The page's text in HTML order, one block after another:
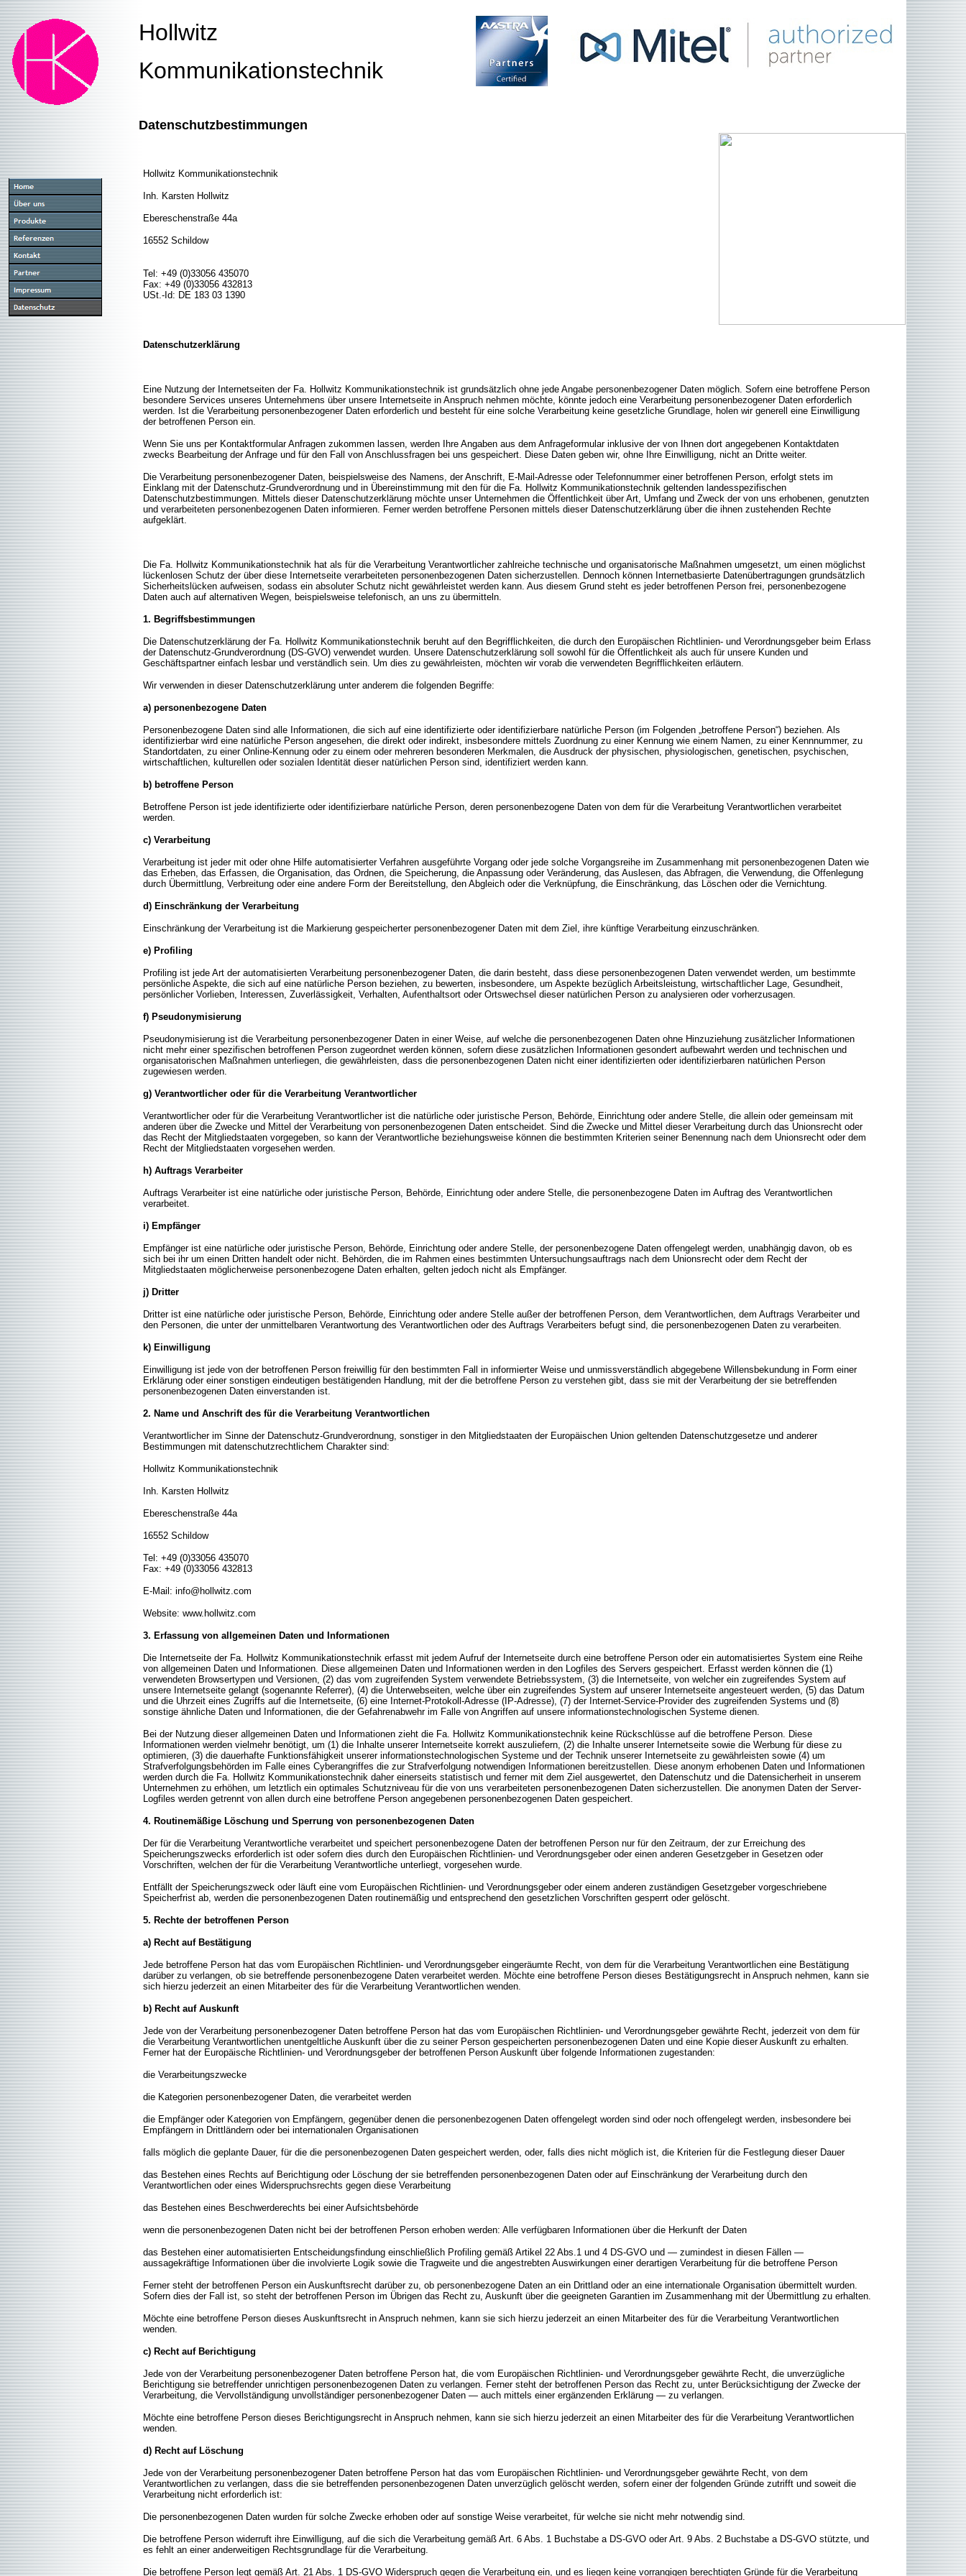
Hollwitz
Kommunikationstechnik
Datenschutzbestimmungen
Hollwitz Kommunikationstechnik
Inh. Karsten Hollwitz
Ebereschenstraße 44a
16552 Schildow
Tel: +49 (0)33056 435070
Fax: +49 (0)33056 432813
USt.-Id: DE 183 03 1390
Datenschutzerklärung
Eine Nutzung der Internetseiten der Fa. Hollwitz Kommunikationstechnik ist grundsätzlich ohne jede Angabe personenbezogener Daten möglich. Sofern eine betroffene Person
besondere Services unseres Unternehmens über unsere Internetseite in Anspruch nehmen möchte, könnte jedoch eine Verarbeitung personenbezogener Daten erforderlich
werden. Ist die Verarbeitung personenbezogener Daten erforderlich und besteht für eine solche Verarbeitung keine gesetzliche Grundlage, holen wir generell eine Einwilligung
der betroffenen Person ein.
Wenn Sie uns per Kontaktformular Anfragen zukommen lassen, werden Ihre Angaben aus dem Anfrageformular inklusive der von Ihnen dort angegebenen Kontaktdaten
zwecks Bearbeitung der Anfrage und für den Fall von Anschlussfragen bei uns gespeichert. Diese Daten geben wir, ohne Ihre Einwilligung, nicht an Dritte weiter.
Die Verarbeitung personenbezogener Daten, beispielsweise des Namens, der Anschrift, E-Mail-Adresse oder Telefonnummer einer betroffenen Person, erfolgt stets im
Einklang mit der Datenschutz-Grundverordnung und in Übereinstimmung mit den für die Fa. Hollwitz Kommunikationstechnik geltenden landesspezifischen
Datenschutzbestimmungen. Mittels dieser Datenschutzerklärung möchte unser Unternehmen die Öffentlichkeit über Art, Umfang und Zweck der von uns erhobenen, genutzten
und verarbeiteten personenbezogenen Daten informieren. Ferner werden betroffene Personen mittels dieser Datenschutzerklärung über die ihnen zustehenden Rechte
aufgeklärt.
Die Fa. Hollwitz Kommunikationstechnik hat als für die Verarbeitung Verantwortlicher zahlreiche technische und organisatorische Maßnahmen umgesetzt, um einen möglichst
lückenlosen Schutz der über diese Internetseite verarbeiteten personenbezogenen Daten sicherzustellen. Dennoch können Internetbasierte Datenübertragungen grundsätzlich
Sicherheitslücken aufweisen, sodass ein absoluter Schutz nicht gewährleistet werden kann. Aus diesem Grund steht es jeder betroffenen Person frei, personenbezogene
Daten auch auf alternativen Wegen, beispielsweise telefonisch, an uns zu übermitteln.
1. Begriffsbestimmungen
Die Datenschutzerklärung der Fa. Hollwitz Kommunikationstechnik beruht auf den Begrifflichkeiten, die durch den Europäischen Richtlinien- und Verordnungsgeber beim Erlass
der Datenschutz-Grundverordnung (DS-GVO) verwendet wurden. Unsere Datenschutzerklärung soll sowohl für die Öffentlichkeit als auch für unsere Kunden und
Geschäftspartner einfach lesbar und verständlich sein. Um dies zu gewährleisten, möchten wir vorab die verwendeten Begrifflichkeiten erläutern.
Wir verwenden in dieser Datenschutzerklärung unter anderem die folgenden Begriffe:
a) personenbezogene Daten
Personenbezogene Daten sind alle Informationen, die sich auf eine identifizierte oder identifizierbare natürliche Person (im Folgenden „betroffene Person“) beziehen. Als
identifizierbar wird eine natürliche Person angesehen, die direkt oder indirekt, insbesondere mittels Zuordnung zu einer Kennung wie einem Namen, zu einer Kennnummer, zu
Standortdaten, zu einer Online-Kennung oder zu einem oder mehreren besonderen Merkmalen, die Ausdruck der physischen, physiologischen, genetischen, psychischen,
wirtschaftlichen, kulturellen oder sozialen Identität dieser natürlichen Person sind, identifiziert werden kann.
b) betroffene Person
Betroffene Person ist jede identifizierte oder identifizierbare natürliche Person, deren personenbezogene Daten von dem für die Verarbeitung Verantwortlichen verarbeitet
werden.
c) Verarbeitung
Verarbeitung ist jeder mit oder ohne Hilfe automatisierter Verfahren ausgeführte Vorgang oder jede solche Vorgangsreihe im Zusammenhang mit personenbezogenen Daten wie
das Erheben, das Erfassen, die Organisation, das Ordnen, die Speicherung, die Anpassung oder Veränderung, das Auslesen, das Abfragen, die Verwendung, die Offenlegung
durch Übermittlung, Verbreitung oder eine andere Form der Bereitstellung, den Abgleich oder die Verknüpfung, die Einschränkung, das Löschen oder die Vernichtung.
d) Einschränkung der Verarbeitung
Einschränkung der Verarbeitung ist die Markierung gespeicherter personenbezogener Daten mit dem Ziel, ihre künftige Verarbeitung einzuschränken.
e) Profiling
Profiling ist jede Art der automatisierten Verarbeitung personenbezogener Daten, die darin besteht, dass diese personenbezogenen Daten verwendet werden, um bestimmte
persönliche Aspekte, die sich auf eine natürliche Person beziehen, zu bewerten, insbesondere, um Aspekte bezüglich Arbeitsleistung, wirtschaftlicher Lage, Gesundheit,
persönlicher Vorlieben, Interessen, Zuverlässigkeit, Verhalten, Aufenthaltsort oder Ortswechsel dieser natürlichen Person zu analysieren oder vorherzusagen.
f) Pseudonymisierung
Pseudonymisierung ist die Verarbeitung personenbezogener Daten in einer Weise, auf welche die personenbezogenen Daten ohne Hinzuziehung zusätzlicher Informationen
nicht mehr einer spezifischen betroffenen Person zugeordnet werden können, sofern diese zusätzlichen Informationen gesondert aufbewahrt werden und technischen und
organisatorischen Maßnahmen unterliegen, die gewährleisten, dass die personenbezogenen Daten nicht einer identifizierten oder identifizierbaren natürlichen Person
zugewiesen werden.
g) Verantwortlicher oder für die Verarbeitung Verantwortlicher
Verantwortlicher oder für die Verarbeitung Verantwortlicher ist die natürliche oder juristische Person, Behörde, Einrichtung oder andere Stelle, die allein oder gemeinsam mit
anderen über die Zwecke und Mittel der Verarbeitung von personenbezogenen Daten entscheidet. Sind die Zwecke und Mittel dieser Verarbeitung durch das Unionsrecht oder
das Recht der Mitgliedstaaten vorgegeben, so kann der Verantwortliche beziehungsweise können die bestimmten Kriterien seiner Benennung nach dem Unionsrecht oder dem
Recht der Mitgliedstaaten vorgesehen werden.
h) Auftrags Verarbeiter
Auftrags Verarbeiter ist eine natürliche oder juristische Person, Behörde, Einrichtung oder andere Stelle, die personenbezogene Daten im Auftrag des Verantwortlichen
verarbeitet.
i) Empfänger
Empfänger ist eine natürliche oder juristische Person, Behörde, Einrichtung oder andere Stelle, der personenbezogene Daten offengelegt werden, unabhängig davon, ob es
sich bei ihr um einen Dritten handelt oder nicht. Behörden, die im Rahmen eines bestimmten Untersuchungsauftrags nach dem Unionsrecht oder dem Recht der
Mitgliedstaaten möglicherweise personenbezogene Daten erhalten, gelten jedoch nicht als Empfänger.
j) Dritter
Dritter ist eine natürliche oder juristische Person, Behörde, Einrichtung oder andere Stelle außer der betroffenen Person, dem Verantwortlichen, dem Auftrags Verarbeiter und
den Personen, die unter der unmittelbaren Verantwortung des Verantwortlichen oder des Auftrags Verarbeiters befugt sind, die personenbezogenen Daten zu verarbeiten.
k) Einwilligung
Einwilligung ist jede von der betroffenen Person freiwillig für den bestimmten Fall in informierter Weise und unmissverständlich abgegebene Willensbekundung in Form einer
Erklärung oder einer sonstigen eindeutigen bestätigenden Handlung, mit der die betroffene Person zu verstehen gibt, dass sie mit der Verarbeitung der sie betreffenden
personenbezogenen Daten einverstanden ist.
2. Name und Anschrift des für die Verarbeitung Verantwortlichen
Verantwortlicher im Sinne der Datenschutz-Grundverordnung, sonstiger in den Mitgliedstaaten der Europäischen Union geltenden Datenschutzgesetze und anderer
Bestimmungen mit datenschutzrechtlichem Charakter sind:
Hollwitz Kommunikationstechnik
Inh. Karsten Hollwitz
Ebereschenstraße 44a
16552 Schildow
Tel: +49 (0)33056 435070
Fax: +49 (0)33056 432813
E-Mail: info@hollwitz.com
Website: www.hollwitz.com
3. Erfassung von allgemeinen Daten und Informationen
Die Internetseite der Fa. Hollwitz Kommunikationstechnik erfasst mit jedem Aufruf der Internetseite durch eine betroffene Person oder ein automatisiertes System eine Reihe
von allgemeinen Daten und Informationen. Diese allgemeinen Daten und Informationen werden in den Logfiles des Servers gespeichert. Erfasst werden können die (1)
verwendeten Browsertypen und Versionen, (2) das vom zugreifenden System verwendete Betriebssystem, (3) die Internetseite, von welcher ein zugreifendes System auf
unsere Internetseite gelangt (sogenannte Referrer), (4) die Unterwebseiten, welche über ein zugreifendes System auf unserer Internetseite angesteuert werden, (5) das Datum
und die Uhrzeit eines Zugriffs auf die Internetseite, (6) eine Internet-Protokoll-Adresse (IP-Adresse), (7) der Internet-Service-Provider des zugreifenden Systems und (8)
sonstige ähnliche Daten und Informationen, die der Gefahrenabwehr im Falle von Angriffen auf unsere informationstechnologischen Systeme dienen.
Bei der Nutzung dieser allgemeinen Daten und Informationen zieht die Fa. Hollwitz Kommunikationstechnik keine Rückschlüsse auf die betroffene Person. Diese
Informationen werden vielmehr benötigt, um (1) die Inhalte unserer Internetseite korrekt auszuliefern, (2) die Inhalte unserer Internetseite sowie die Werbung für diese zu
optimieren, (3) die dauerhafte Funktionsfähigkeit unserer informationstechnologischen Systeme und der Technik unserer Internetseite zu gewährleisten sowie (4) um
Strafverfolgungsbehörden im Falle eines Cyberangriffes die zur Strafverfolgung notwendigen Informationen bereitzustellen. Diese anonym erhobenen Daten und Informationen
werden durch die Fa. Hollwitz Kommunikationstechnik daher einerseits statistisch und ferner mit dem Ziel ausgewertet, den Datenschutz und die Datensicherheit in unserem
Unternehmen zu erhöhen, um letztlich ein optimales Schutzniveau für die von uns verarbeiteten personenbezogenen Daten sicherzustellen. Die anonymen Daten der Server-
Logfiles werden getrennt von allen durch eine betroffene Person angegebenen personenbezogenen Daten gespeichert.
4. Routinemäßige Löschung und Sperrung von personenbezogenen Daten
Der für die Verarbeitung Verantwortliche verarbeitet und speichert personenbezogene Daten der betroffenen Person nur für den Zeitraum, der zur Erreichung des
Speicherungszwecks erforderlich ist oder sofern dies durch den Europäischen Richtlinien- und Verordnungsgeber oder einen anderen Gesetzgeber in Gesetzen oder
Vorschriften, welchen der für die Verarbeitung Verantwortliche unterliegt, vorgesehen wurde.
Entfällt der Speicherungszweck oder läuft eine vom Europäischen Richtlinien- und Verordnungsgeber oder einem anderen zuständigen Gesetzgeber vorgeschriebene
Speicherfrist ab, werden die personenbezogenen Daten routinemäßig und entsprechend den gesetzlichen Vorschriften gesperrt oder gelöscht.
5. Rechte der betroffenen Person
a) Recht auf Bestätigung
Jede betroffene Person hat das vom Europäischen Richtlinien- und Verordnungsgeber eingeräumte Recht, von dem für die Verarbeitung Verantwortlichen eine Bestätigung
darüber zu verlangen, ob sie betreffende personenbezogene Daten verarbeitet werden. Möchte eine betroffene Person dieses Bestätigungsrecht in Anspruch nehmen, kann sie
sich hierzu jederzeit an einen Mitarbeiter des für die Verarbeitung Verantwortlichen wenden.
b) Recht auf Auskunft
Jede von der Verarbeitung personenbezogener Daten betroffene Person hat das vom Europäischen Richtlinien- und Verordnungsgeber gewährte Recht, jederzeit von dem für
die Verarbeitung Verantwortlichen unentgeltliche Auskunft über die zu seiner Person gespeicherten personenbezogenen Daten und eine Kopie dieser Auskunft zu erhalten.
Ferner hat der Europäische Richtlinien- und Verordnungsgeber der betroffenen Person Auskunft über folgende Informationen zugestanden:
die Verarbeitungszwecke
die Kategorien personenbezogener Daten, die verarbeitet werden
die Empfänger oder Kategorien von Empfängern, gegenüber denen die personenbezogenen Daten offengelegt worden sind oder noch offengelegt werden, insbesondere bei
Empfängern in Drittländern oder bei internationalen Organisationen
falls möglich die geplante Dauer, für die die personenbezogenen Daten gespeichert werden, oder, falls dies nicht möglich ist, die Kriterien für die Festlegung dieser Dauer
das Bestehen eines Rechts auf Berichtigung oder Löschung der sie betreffenden personenbezogenen Daten oder auf Einschränkung der Verarbeitung durch den
Verantwortlichen oder eines Widerspruchsrechts gegen diese Verarbeitung
das Bestehen eines Beschwerderechts bei einer Aufsichtsbehörde
wenn die personenbezogenen Daten nicht bei der betroffenen Person erhoben werden: Alle verfügbaren Informationen über die Herkunft der Daten
das Bestehen einer automatisierten Entscheidungsfindung einschließlich Profiling gemäß Artikel 22 Abs.1 und 4 DS-GVO und — zumindest in diesen Fällen —
aussagekräftige Informationen über die involvierte Logik sowie die Tragweite und die angestrebten Auswirkungen einer derartigen Verarbeitung für die betroffene Person
Ferner steht der betroffenen Person ein Auskunftsrecht darüber zu, ob personenbezogene Daten an ein Drittland oder an eine internationale Organisation übermittelt wurden.
Sofern dies der Fall ist, so steht der betroffenen Person im Übrigen das Recht zu, Auskunft über die geeigneten Garantien im Zusammenhang mit der Übermittlung zu erhalten.
Möchte eine betroffene Person dieses Auskunftsrecht in Anspruch nehmen, kann sie sich hierzu jederzeit an einen Mitarbeiter des für die Verarbeitung Verantwortlichen
wenden.
c) Recht auf Berichtigung
Jede von der Verarbeitung personenbezogener Daten betroffene Person hat, die vom Europäischen Richtlinien- und Verordnungsgeber gewährte Recht, die unverzügliche
Berichtigung sie betreffender unrichtigen personenbezogenen Daten zu verlangen. Ferner steht der betroffenen Person das Recht zu, unter Berücksichtigung der Zwecke der
Verarbeitung, die Vervollständigung unvollständiger personenbezogener Daten — auch mittels einer ergänzenden Erklärung — zu verlangen.
Möchte eine betroffene Person dieses Berichtigungsrecht in Anspruch nehmen, kann sie sich hierzu jederzeit an einen Mitarbeiter des für die Verarbeitung Verantwortlichen
wenden.
d) Recht auf Löschung
Jede von der Verarbeitung personenbezogener Daten betroffene Person hat das vom Europäischen Richtlinien- und Verordnungsgeber gewährte Recht, von dem
Verantwortlichen zu verlangen, dass die sie betreffenden personenbezogenen Daten unverzüglich gelöscht werden, sofern einer der folgenden Gründe zutrifft und soweit die
Verarbeitung nicht erforderlich ist:
Die personenbezogenen Daten wurden für solche Zwecke erhoben oder auf sonstige Weise verarbeitet, für welche sie nicht mehr notwendig sind.
Die betroffene Person widerruft ihre Einwilligung, auf die sich die Verarbeitung gemäß Art. 6 Abs. 1 Buchstabe a DS-GVO oder Art. 9 Abs. 2 Buchstabe a DS-GVO stützte, und
es fehlt an einer anderweitigen Rechtsgrundlage für die Verarbeitung.
Die betroffene Person legt gemäß Art. 21 Abs. 1 DS-GVO Widerspruch gegen die Verarbeitung ein, und es liegen keine vorrangigen berechtigten Gründe für die Verarbeitung